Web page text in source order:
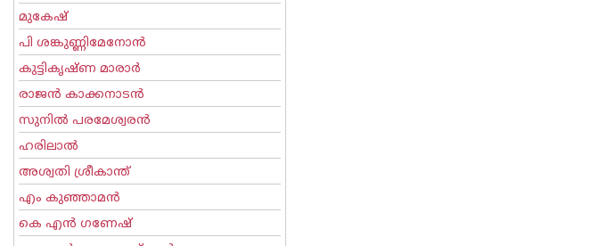
മുകേഷ്
പി ശങ്കുണ്ണിമേനോന്‍
കുട്ടികൃഷ്ണ മാരാര്‍
രാജന്‍ കാക്കനാടന്‍
സുനില്‍ പരമേശ്വരന്‍
ഹരിലാല്‍
അശ്വതി ശ്രീകാന്ത്
എം കുഞ്ഞാമന്‍
കെ എന്‍ ഗണേഷ്